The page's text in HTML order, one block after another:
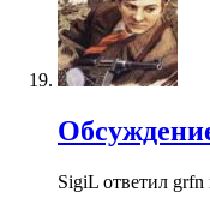
SigiL ответил grfn